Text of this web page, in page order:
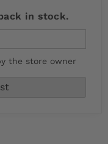
in stock.
the store owner